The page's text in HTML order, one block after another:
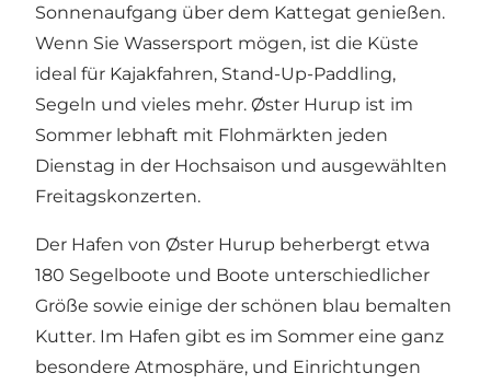
Sonnenaufgang über dem Kattegat genießen.
Wenn Sie Wassersport mögen, ist die Küste
ideal für Kajakfahren, Stand-Up-Paddling,
Segeln und vieles mehr. Øster Hurup ist im
Sommer lebhaft mit Flohmärkten jeden
Dienstag in der Hochsaison und ausgewählten
Freitagskonzerten.
Der Hafen von Øster Hurup beherbergt etwa
180 Segelboote und Boote unterschiedlicher
Größe sowie einige der schönen blau bemalten
Kutter. Im Hafen gibt es im Sommer eine ganz
besondere Atmosphäre, und Einrichtungen